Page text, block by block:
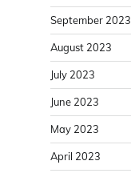
September 2023
August 2023
July 2023
June 2023
May 2023
April 2023